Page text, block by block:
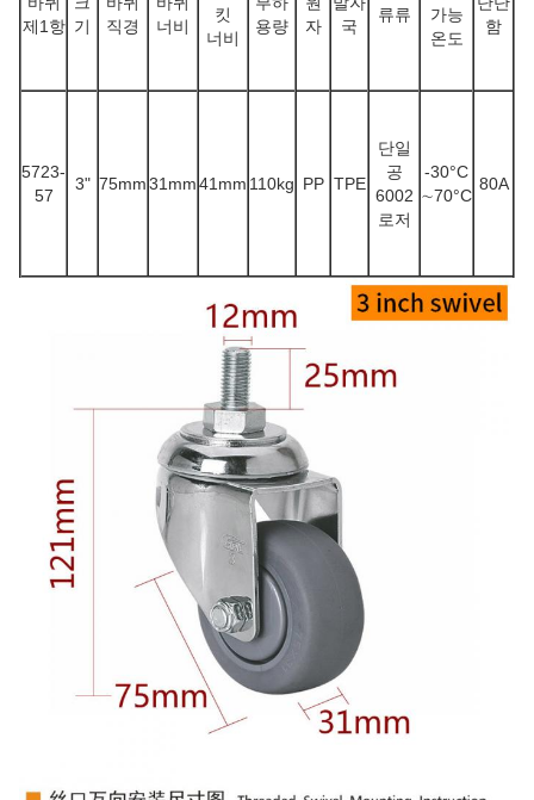
제1항 기
직경
너비
킷
너비
용량
자
국
류류
가능
온도
함
5723-
57
3" 75mm31mm41mm 110kg PP TPE
단일
공
6002
로저
-30°C
∼70°C
80A